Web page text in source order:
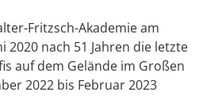
Fritzsch-Akademie am
2020 nach 51 Jahren die letzte
auf dem Gelände im Großen
2022 bis Februar 2023